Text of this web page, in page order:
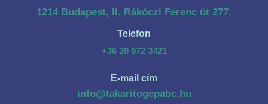
1214 Budapest, II. Rákóczi Ferenc út 277.
Telefon
+36 20 972 3421
E-mail cím
info@takaritogepabc.hu